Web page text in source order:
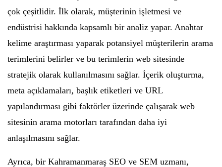
çok çeşitlidir. İlk olarak, müşterinin işletmesi ve
endüstrisi hakkında kapsamlı bir analiz yapar. Anahtar
kelime araştırması yaparak potansiyel müşterilerin arama
terimlerini belirler ve bu terimlerin web sitesinde
stratejik olarak kullanılmasını sağlar. İçerik oluşturma,
meta açıklamaları, başlık etiketleri ve URL
yapılandırması gibi faktörler üzerinde çalışarak web
sitesinin arama motorları tarafından daha iyi
anlaşılmasını sağlar.
Ayrıca, bir Kahramanmaraş SEO ve SEM uzmanı,